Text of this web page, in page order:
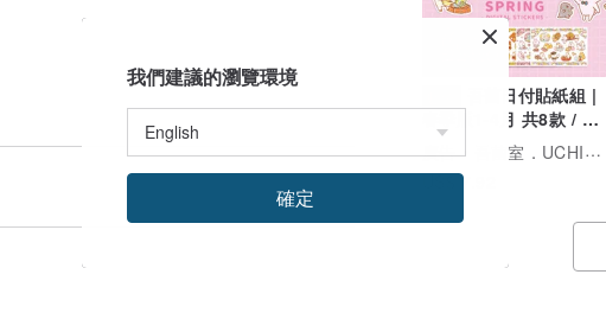
吾菌日付貼紙組 |
春季版1-4月 共8款 / 電
子手帳日曆素材
廣告
吾菌室．UCHINO UCHUU
US$ 7.92
我們建議的瀏覽環境
確定